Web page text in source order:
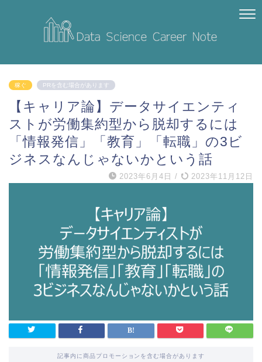
稼ぐ PRを含む場合があります
【キャリア論】データサイエンティ
ストが労働集約型から脱却するには
「情報発信」「教育」「転職」の3ビ
ジネスなんじゃないかという話
2023年6月4日 / 2023年11月12日
記事内に商品プロモーションを含む場合があります